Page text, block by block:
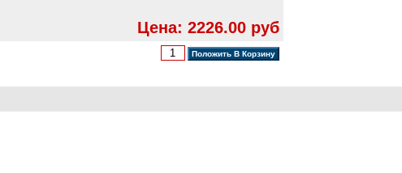
Цена: 2226.00 руб